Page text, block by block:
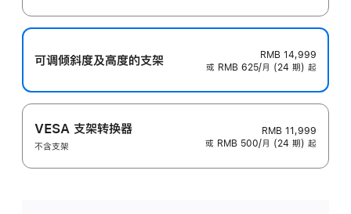
可调倾斜度及高‍度的支‍架
RMB 14,999
或 RMB 625/月 (24 期) 起
VESA 支架转换器
不含支架
RMB 11,999
或 RMB 500/月 (24 期) 起